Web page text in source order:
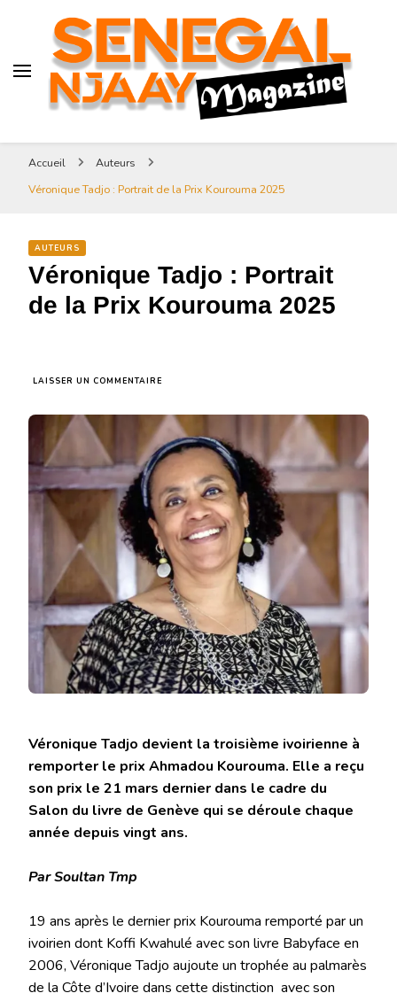
Senegal-njaay.com littérature
Africaine littérature sénégalaise
Art et Culture
Magazine Sénégal Njaay –
Senegal-njaay.com littérature
Africaine littérature
sénégalaise Art et Culture
revue littéraire africaine
Accueil
Auteurs
Véronique Tadjo : Portrait de la Prix Kourouma 2025
AUTEURS
Véronique Tadjo : Portrait
de la Prix Kourouma 2025
LAISSER UN COMMENTAIRE
:
PORTRAIT
DE
LA
PRIX
KOUROUMA
2025
Véronique Tadjo devient la troisième ivoirienne à
remporter le prix Ahmadou Kourouma. Elle a reçu
son prix le 21 mars dernier dans le cadre du
Salon du livre de Genève qui se déroule chaque
année depuis vingt ans.
Par Soultan Tmp
19 ans après le dernier prix Kourouma remporté par un
ivoirien dont Koffi Kwahulé avec son livre Babyface en
2006, Véronique Tadjo aujoute un trophée au palmarès
de la Côte d’Ivoire dans cette distinction avec son